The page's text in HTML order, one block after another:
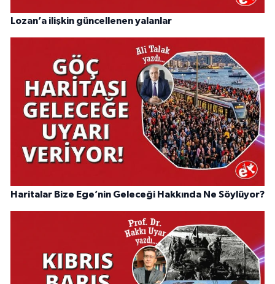
Lozan’a ilişkin güncellenen yalanlar
Haritalar Bize Ege’nin Geleceği Hakkında Ne Söylüyor?